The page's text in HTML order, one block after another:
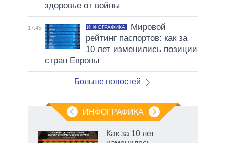
здоровье от войны
17:45 ИНФОГРАФИКА
Мировой
рейтинг паспортов: как за
10 лет изменились позиции
стран Европы
Больше новостей
ИНФОГРАФИКА
Как за 10 лет